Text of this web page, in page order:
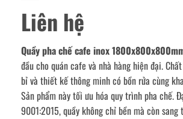
Liên hệ
Quầy pha chế cafe inox
đầu cho quán cafe và nhà hàng hiện đại.
bỉ và thiết kế thông minh có bồn rửa cùng
Sản phẩm này tối ưu hóa quy trình pha chế.
9001:2015, quầy không chỉ bền mà còn